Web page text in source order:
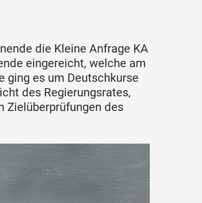
die Kleine Anfrage KA
eingereicht, welche am
ging es um Deutschkurse
des Regierungsrates,
Zielüberprüfungen des